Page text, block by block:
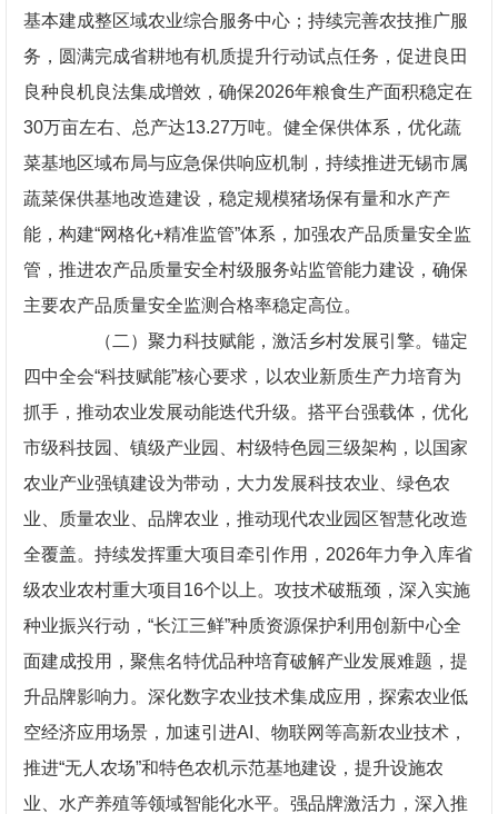
基本建成整区域农业综合服务中心；持续完善农技推广服
务，圆满完成省耕地有机质提升行动试点任务，促进良田
良种良机良法集成增效，确保2026年粮食生产面积稳定在
30万亩左右、总产达13.27万吨。健全保供体系，优化蔬
菜基地区域布局与应急保供响应机制，持续推进无锡市属
蔬菜保供基地改造建设，稳定规模猪场保有量和水产产
能，构建“网格化+精准监管”体系，加强农产品质量安全监
管，推进农产品质量安全村级服务站监管能力建设，确保
主要农产品质量安全监测合格率稳定高位。
（二）聚力科技赋能，激活乡村发展引擎。锚定
四中全会“科技赋能”核心要求，以农业新质生产力培育为
抓手，推动农业发展动能迭代升级。搭平台强载体，优化
市级科技园、镇级产业园、村级特色园三级架构，以国家
农业产业强镇建设为带动，大力发展科技农业、绿色农
业、质量农业、品牌农业，推动现代农业园区智慧化改造
全覆盖。持续发挥重大项目牵引作用，2026年力争入库省
级农业农村重大项目16个以上。攻技术破瓶颈，深入实施
种业振兴行动，“长江三鲜”种质资源保护利用创新中心全
面建成投用，聚焦名特优品种培育破解产业发展难题，提
升品牌影响力。深化数字农业技术集成应用，探索农业低
空经济应用场景，加速引进AI、物联网等高新农业技术，
推进“无人农场”和特色农机示范基地建设，提升设施农
业、水产养殖等领域智能化水平。强品牌激活力，深入推